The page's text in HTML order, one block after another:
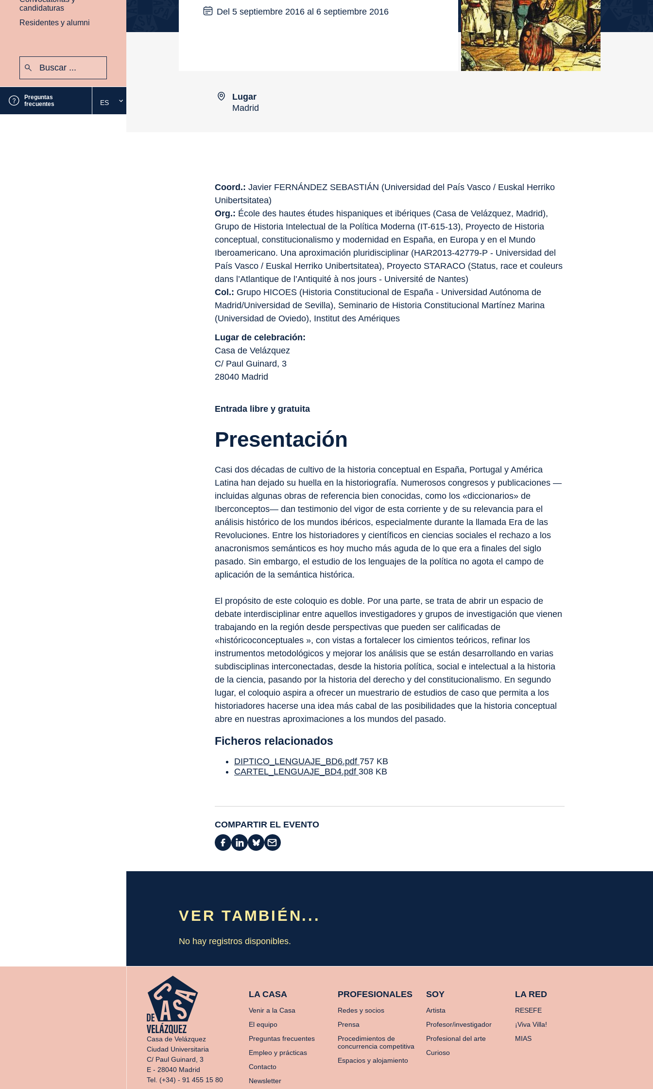
candidaturas
Residentes y alumni
Preguntas
frecuentes
Seleccione
el
ES
Del 5 septiembre 2016 al 6 septiembre 2016
Lugar
Madrid
Coord.: Javier FERNÁNDEZ SEBASTIÁN (Universidad del País Vasco / Euskal Herriko
Unibertsitatea)
Org.: École des hautes études hispaniques et ibériques (Casa de Velázquez, Madrid),
Grupo de Historia Intelectual de la Política Moderna (IT-615-13), Proyecto de Historia
conceptual, constitucionalismo y modernidad en España, en Europa y en el Mundo
Iberoamericano. Una aproximación pluridisciplinar (HAR2013-42779-P - Universidad del
País Vasco / Euskal Herriko Unibertsitatea), Proyecto STARACO (Status, race et couleurs
dans l’Atlantique de l’Antiquité à nos jours - Université de Nantes)
Col.: Grupo HICOES (Historia Constitucional de España - Universidad Autónoma de
Madrid/Universidad de Sevilla), Seminario de Historia Constitucional Martínez Marina
(Universidad de Oviedo), Institut des Amériques
Lugar de celebración:
Casa de Velázquez
C/ Paul Guinard, 3
28040 Madrid
Entrada libre y gratuita
Presentación
Casi dos décadas de cultivo de la historia conceptual en España, Portugal y América
Latina han dejado su huella en la historiografía. Numerosos congresos y publicaciones —
incluidas algunas obras de referencia bien conocidas, como los «diccionarios» de
Iberconceptos— dan testimonio del vigor de esta corriente y de su relevancia para el
análisis histórico de los mundos ibéricos, especialmente durante la llamada Era de las
Revoluciones. Entre los historiadores y científicos en ciencias sociales el rechazo a los
anacronismos semánticos es hoy mucho más aguda de lo que era a finales del siglo
pasado. Sin embargo, el estudio de los lenguajes de la política no agota el campo de
aplicación de la semántica histórica.
El propósito de este coloquio es doble. Por una parte, se trata de abrir un espacio de
debate interdisciplinar entre aquellos investigadores y grupos de investigación que vienen
trabajando en la región desde perspectivas que pueden ser calificadas de
«históricoconceptuales », con vistas a fortalecer los cimientos teóricos, refinar los
instrumentos metodológicos y mejorar los análisis que se están desarrollando en varias
subdisciplinas interconectadas, desde la historia política, social e intelectual a la historia
de la ciencia, pasando por la historia del derecho y del constitucionalismo. En segundo
lugar, el coloquio aspira a ofrecer un muestrario de estudios de caso que permita a los
historiadores hacerse una idea más cabal de las posibilidades que la historia conceptual
abre en nuestras aproximaciones a los mundos del pasado.
Ficheros relacionados
DIPTICO_LENGUAJE_BD6.pdf 757 KB
CARTEL_LENGUAJE_BD4.pdf 308 KB
COMPARTIR EL EVENTO
VER TAMBIÉN...
No hay registros disponibles.
Casa de Velázquez
Ciudad Universitaria
C/ Paul Guinard, 3
E - 28040 Madrid
Tel. (+34) - 91 455 15 80
LA CASA
Venir a la Casa
El equipo
Preguntas frecuentes
Empleo y prácticas
Contacto
Newsletter
PROFESIONALES
Redes y socios
Prensa
Procedimientos de
concurrencia competitiva
Espacios y alojamiento
SOY
Artista
Profesor/investigador
Profesional del arte
Curioso
LA RED
RESEFE
¡Viva Villa!
MIAS